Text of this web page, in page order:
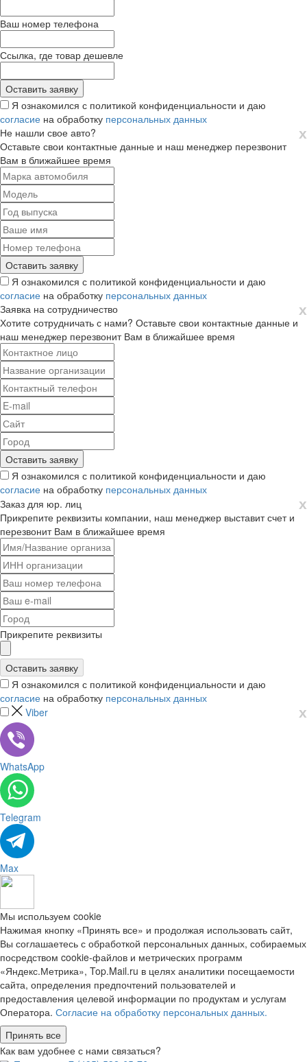
Ваш номер телефона
Ссылка, где товар дешевле
Я ознакомился с политикой конфиденциальности и даю
согласие на обработку персональных данных
х
Не нашли свое авто?
Оставьте свои контактные данные и наш менеджер перезвонит
Вам в ближайшее время
Я ознакомился с политикой конфиденциальности и даю
согласие на обработку персональных данных
х
Заявка на сотрудничество
Хотите сотрудничать с нами? Оставьте свои контактные данные и
наш менеджер перезвонит Вам в ближайшее время
Я ознакомился с политикой конфиденциальности и даю
согласие на обработку персональных данных
х
Заказ для юр. лиц
Прикрепите реквизиты компании, наш менеджер выставит счет и
перезвонит Вам в ближайшее время
Прикрепите реквизиты
Я ознакомился с политикой конфиденциальности и даю
согласие на обработку персональных данных
х
Viber
WhatsApp
Telegram
Max
Мы используем cookie
Нажимая кнопку «Принять все» и продолжая использовать сайт,
Вы соглашаетесь с обработкой персональных данных, собираемых
посредством cookie-файлов и метрических программ
«Яндекс.Метрика», Top.Mail.ru в целях аналитики посещаемости
сайта, определения предпочтений пользователей и
предоставления целевой информации по продуктам и услугам
Оператора. Согласие на обработку персональных данных.
Принять все
Как вам удобнее с нами связаться?